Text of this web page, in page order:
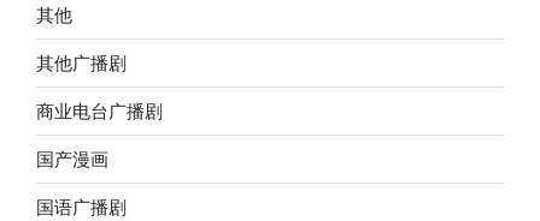
其他
其他广播剧
商业电台广播剧
国产漫画
国语广播剧